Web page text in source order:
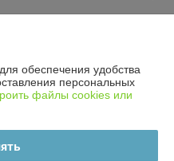
обеспечения удобства
персональных
файлы cookies или